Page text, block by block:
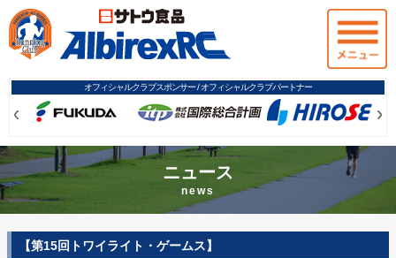
オフィシャルクラブスポンサー / オフィシャルクラブパートナー
Prev
Prev
ニュース
news
【第15回トワイライト・ゲームス】